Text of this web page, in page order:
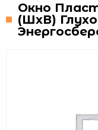
Окно
(ШхВ)